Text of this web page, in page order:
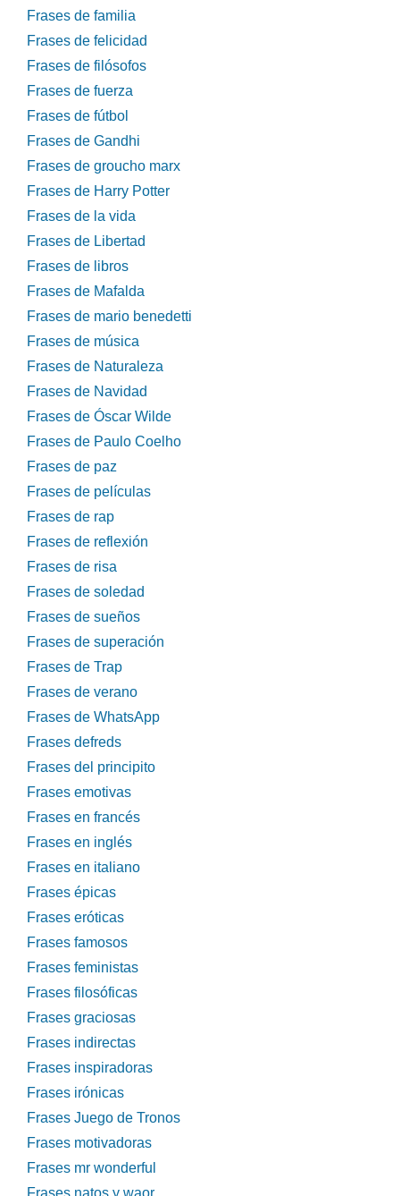
Frases de familia
Frases de felicidad
Frases de filósofos
Frases de fuerza
Frases de fútbol
Frases de Gandhi
Frases de groucho marx
Frases de Harry Potter
Frases de la vida
Frases de Libertad
Frases de libros
Frases de Mafalda
Frases de mario benedetti
Frases de música
Frases de Naturaleza
Frases de Navidad
Frases de Óscar Wilde
Frases de Paulo Coelho
Frases de paz
Frases de películas
Frases de rap
Frases de reflexión
Frases de risa
Frases de soledad
Frases de sueños
Frases de superación
Frases de Trap
Frases de verano
Frases de WhatsApp
Frases defreds
Frases del principito
Frases emotivas
Frases en francés
Frases en inglés
Frases en italiano
Frases épicas
Frases eróticas
Frases famosos
Frases feministas
Frases filosóficas
Frases graciosas
Frases indirectas
Frases inspiradoras
Frases irónicas
Frases Juego de Tronos
Frases motivadoras
Frases mr wonderful
Frases natos y waor